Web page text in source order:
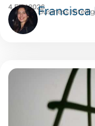
4 FEV 2026Francisca
Business